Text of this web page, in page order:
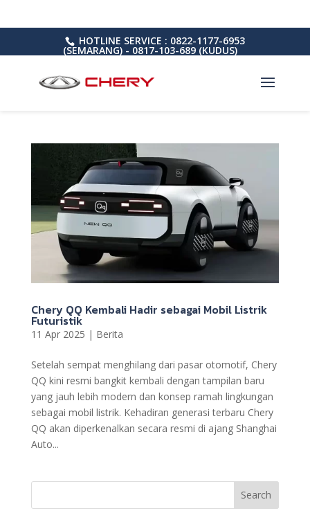
HOTLINE SERVICE : 0822-1177-6953
(SEMARANG) - 0817-103-689 (KUDUS)
Chery QQ Kembali Hadir sebagai Mobil Listrik
Futuristik
11 Apr 2025 | Berita
Setelah sempat menghilang dari pasar otomotif, Chery
QQ kini resmi bangkit kembali dengan tampilan baru
yang jauh lebih modern dan konsep ramah lingkungan
sebagai mobil listrik. Kehadiran generasi terbaru Chery
QQ akan diperkenalkan secara resmi di ajang Shanghai
Auto...
Search